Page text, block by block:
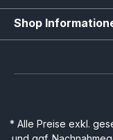
Shop
* Alle Preise exkl.